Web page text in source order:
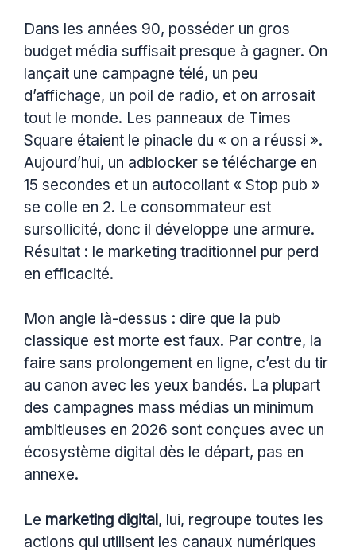
Dans les années 90, posséder un gros
budget média suffisait presque à gagner. On
lançait une campagne télé, un peu
d’affichage, un poil de radio, et on arrosait
tout le monde. Les panneaux de Times
Square étaient le pinacle du « on a réussi ».
Aujourd’hui, un adblocker se télécharge en
15 secondes et un autocollant « Stop pub »
se colle en 2. Le consommateur est
sursollicité, donc il développe une armure.
Résultat : le marketing traditionnel pur perd
en efficacité.
Mon angle là-dessus : dire que la pub
classique est morte est faux. Par contre, la
faire sans prolongement en ligne, c’est du tir
au canon avec les yeux bandés. La plupart
des campagnes mass médias un minimum
ambitieuses en 2026 sont conçues avec un
écosystème digital dès le départ, pas en
annexe.
Le marketing digital, lui, regroupe toutes les
actions qui utilisent les canaux numériques